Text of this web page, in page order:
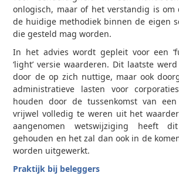
onlogisch, maar of het verstandig is om
de huidige methodiek binnen de eigen
die gesteld mag worden.
In het advies wordt gepleit voor een
‘light’ versie waarderen. Dit laatste
door de op zich nuttige, maar ook
administratieve lasten voor
houden door de tussenkomst van
vrijwel volledig te weren uit het
aangenomen wetswijziging heeft
gehouden en het zal dan ook in de
worden uitgewerkt.
Praktijk bij beleggers